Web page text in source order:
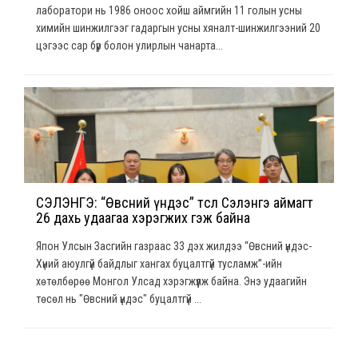
лаборатори нь 1986 оноос хойш аймгийн 11 голын усны
химийн шинжилгээг гадаргын усны хяналт-шинжилгээний 20
цэгээс сар бүр болон улирлын чанарта...
СЭЛЭНГЭ: “Өвсний үндэс” төсөл Сэлэнгэ аймагт
26 дахь удаагаа хэрэгжих гэж байна
Япон Улсын Засгийн газраас 33 дэх жилдээ “Өвсний үндэс-
Хүний аюулгүй байдлыг хангах буцалтгүй тусламж”-ийн
хөтөлбөрөө Монгол Улсад хэрэгжүүлж байна. Энэ удаагийн
төсөл нь "Өвсний үндэс" буцалтгүй ...